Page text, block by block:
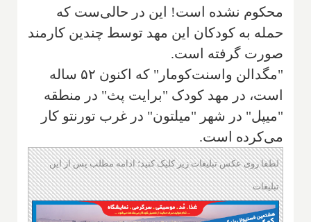
محکوم نشده است! این در حالی‌ست که
حمله به کودکان این مهد توسط چندین کارمند
صورت گرفته است.
"مگدالن واسنت‌کومار" که اکنون ۵۲ ساله
است، در مهد کودک "برایت پث" در منطقه
"میپل" در شهر "میلتون" در غرب تورنتو کار
می‌کرده است.
لطفا روی عکس تبلیغات زیر کلیک کنید؛ ادامه مطلب پس از این
تبلیغات